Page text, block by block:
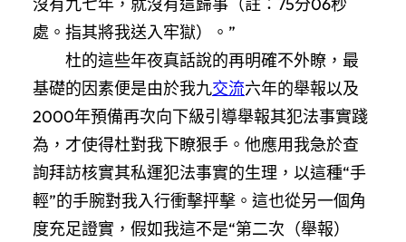
處。指其將我送入牢獄）。”
杜的這些年夜真話說的再明確不外瞭，最
基礎的因素便是由於我九交流六年的舉報以及
2000年預備再次向下級引導舉報其犯法事實踐
為，才使得杜對我下瞭狠手。他應用我急於查
詢拜訪核實其私運犯法事實的生理，以這種“手
輕”的手腕對我入行衝擊抨擊。這也從另一個角
度充足證實，假如我這不是“第二次（舉報）